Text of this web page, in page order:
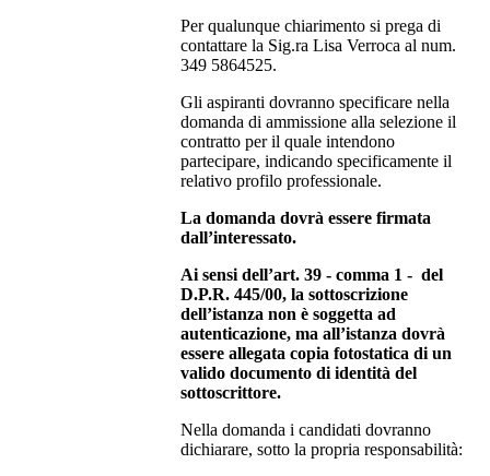
Per qualunque chiarimento si prega di
contattare la Sig.ra Lisa Verroca al num.
349 5864525.
Gli aspiranti dovranno specificare nella
domanda di ammissione alla selezione il
contratto per il quale intendono
partecipare, indicando specificamente il
relativo profilo professionale.
La domanda dovrà essere firmata
dall’interessato.
Ai sensi dell’art. 39 - comma 1 - del
D.P.R. 445/00, la sottoscrizione
dell’istanza non è soggetta ad
autenticazione, ma all’istanza dovrà
essere allegata copia fotostatica di un
valido documento di identità del
sottoscrittore.
Nella domanda i candidati dovranno
dichiarare, sotto la propria responsabilità: